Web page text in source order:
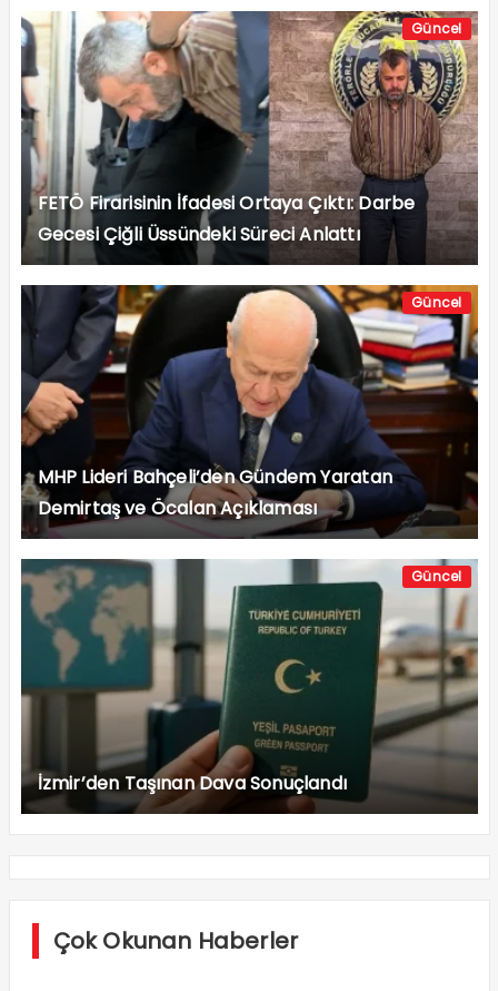
Güncel
FETÖ Firarisinin İfadesi Ortaya Çıktı: Darbe
Gecesi Çiğli Üssündeki Süreci Anlattı
Güncel
MHP Lideri Bahçeli’den Gündem Yaratan
Demirtaş ve Öcalan Açıklaması
Güncel
İzmir’den Taşınan Dava Sonuçlandı
Çok Okunan Haberler